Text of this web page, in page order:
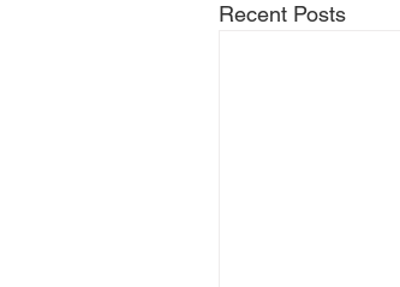
Recent Posts